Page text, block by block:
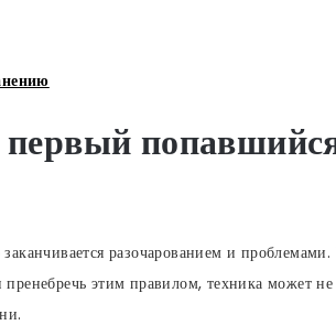
первый
разочарованием и проблемами.
этим правилом, техника может